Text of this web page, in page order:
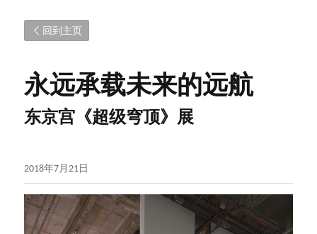
回到主页
永远承载未来的远航
东京宫《超级穹顶》展
2018年7月21日